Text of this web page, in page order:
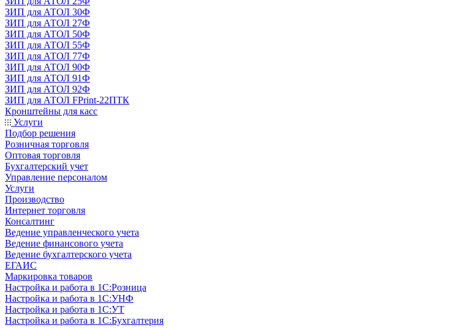
ЗИП для АТОЛ 30Ф
ЗИП для АТОЛ 27Ф
ЗИП для АТОЛ 50Ф
ЗИП для АТОЛ 55Ф
ЗИП для АТОЛ 77Ф
ЗИП для АТОЛ 90Ф
ЗИП для АТОЛ 91Ф
ЗИП для АТОЛ 92Ф
ЗИП для АТОЛ FPrint-22ПТК
Кронштейны для касс
Услуги
Подбор решения
Розничная торговля
Оптовая торговля
Бухгалтерский учет
Управление персоналом
Услуги
Производство
Интернет торговля
Консалтинг
Ведение управленческого учета
Ведение финансового учета
Ведение бухгалтерского учета
ЕГАИС
Маркировка товаров
Настройка и работа в 1С:Розница
Настройка и работа в 1С:УНФ
Настройка и работа в 1С:УТ
Настройка и работа в 1С:Бухгалтерия